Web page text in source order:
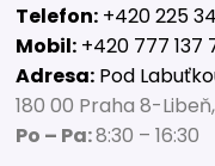
Telefon: +420 225
Mobil: +420 777 137
Adresa: Pod
180 00 Praha 8-
Po – Pa:8:30 – 16:30